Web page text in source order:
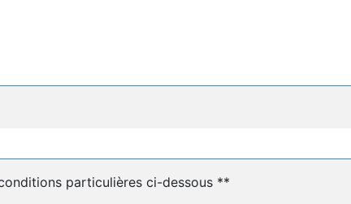
particulières ci-dessous **